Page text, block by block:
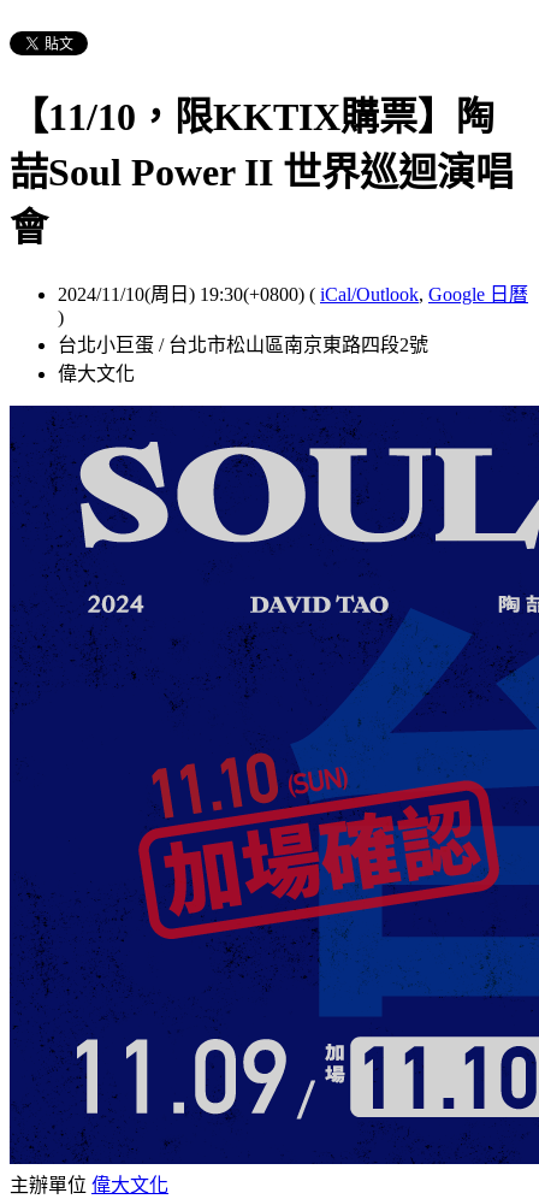
【11/10，限KKTIX購票】陶
喆Soul Power II 世界巡迴演唱
會
2024/11/10(周日) 19:30(+0800) ( iCal/Outlook, Google 日曆
)
台北小巨蛋 / 台北市松山區南京東路四段2號
偉大文化
主辦單位 偉大文化